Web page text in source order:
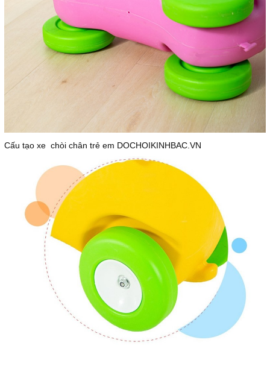
Cấu tạo xe chòi chân trẻ em DOCHOIKINHBAC.VN